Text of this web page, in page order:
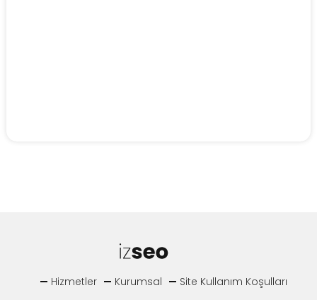
Hizmetler Kurumsal Site Kullanım Koşulları